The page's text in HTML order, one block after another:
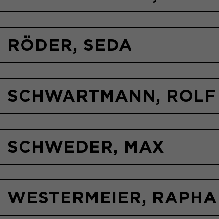
RÖDER, SEDA
SCHWARTMANN, ROLF
SCHWEDER, MAX
WESTERMEIER,